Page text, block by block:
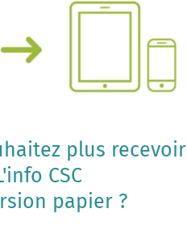
plus recevoir
CSC
papier ?